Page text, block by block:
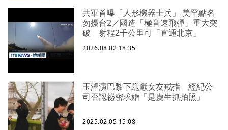
共軍首曝「人形機器士兵」 美罕點名
勿擾台2／國造「極音速飛彈」重大突
破 射程2千公里可「直通北京」
2026.08.02 18:35
玉澤演巴黎下跪獻女友戒指 經紀公
司否認祕密求婚「是慶生抓拍照」
2025.02.05 15:08